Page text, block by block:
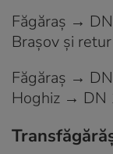
Făgăraş →
Braşov şi retur
Făgăraş →
Hoghiz → DN